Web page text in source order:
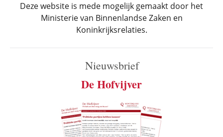
Deze website is mede mogelijk gemaakt door het
Ministerie van Binnenlandse Zaken en
Koninkrijksrelaties.
Nieuwsbrief
De Hofvijver